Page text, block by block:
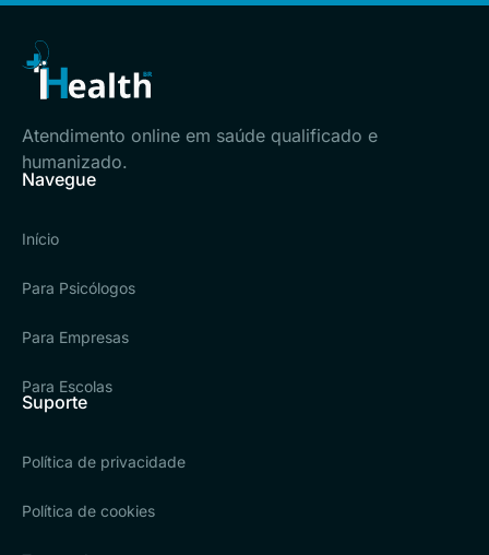
Atendimento online em saúde qualificado e
humanizado.
Navegue
Início
Para Psicólogos
Para Empresas
Para Escolas
Suporte
Política de privacidade
Política de cookies